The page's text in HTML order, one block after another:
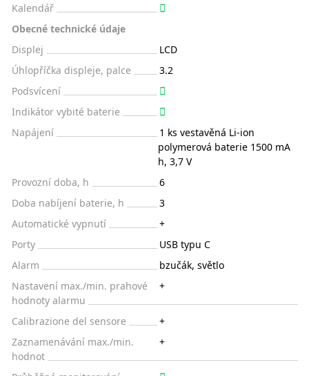
Kalendář
Obecné technické údaje
Displej
LCD
Úhlopříčka displeje, palce
3.2
Podsvícení
Indikátor vybité baterie
Napájení
1 ks vestavěná Li-ion
polymerová baterie 1500 mA
h, 3,7 V
Provozní doba, h
6
Doba nabíjení baterie, h
3
Automatické vypnutí
+
Porty
USB typu C
Alarm
bzučák, světlo
Nastavení max./min. prahové
hodnoty alarmu
+
Calibrazione del sensore
+
Zaznamenávání max./min.
hodnot
+